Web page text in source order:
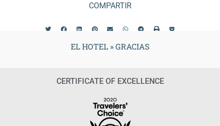
COMPARTIR
EL HOTEL »GRACIAS
CERTIFICATE OF EXCELLENCE